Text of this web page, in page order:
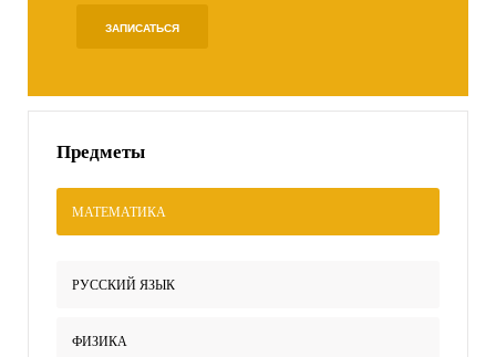
ЗАПИСАТЬСЯ
Предметы
МАТЕМАТИКА
РУССКИЙ ЯЗЫК
ФИЗИКА